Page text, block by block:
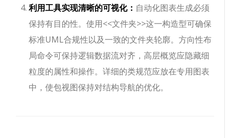
利用工具实现清晰的可视化： 自动化图表生成必须
保持有目的性。使用<<文件夹>>这一构造型可确保
标准UML合规性以及一致的文件夹轮廓。方向性布
局命令可保持逻辑数据流对齐，高层概览应隐藏细
粒度的属性和操作。详细的类规范应放在专用图表
中，使包视图保持对结构导航的优化。